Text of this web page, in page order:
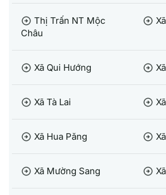
arrow_circle_right Thị Trấn NT Mộc
Châu
arrow_circle_right
arrow_circle_right Xã Qui Hướng arrow_circle_right
arrow_circle_right Xã Tà Lai arrow_circle_right
arrow_circle_right Xã Hua Păng arrow_circle_right
arrow_circle_right Xã Mường Sang arrow_circle_right